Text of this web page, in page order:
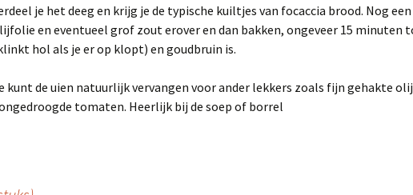
je het deeg en krijg je de typische kuiltjes van focaccia brood. Nog
en eventueel grof zout erover en dan bakken, ongeveer 15 minuten
hol als je er op klopt) en goudbruin is.
kunt de uien natuurlijk vervangen voor ander lekkers zoals fijn gehakte
tomaten. Heerlijk bij de soep of borrel